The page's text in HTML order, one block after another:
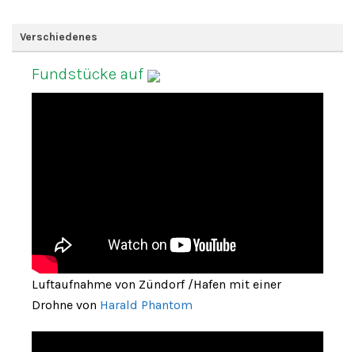
Verschiedenes
Fundstücke auf
Luftaufnahme von Zündorf /Hafen mit einer
Drohne von Harald Phantom